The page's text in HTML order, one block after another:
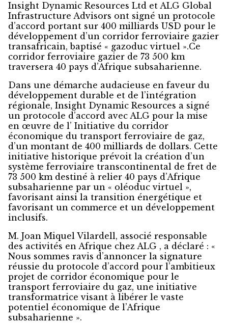
Insight Dynamic Resources Ltd et ALG Global
Infrastructure Advisors ont signé un protocole
d’accord portant sur 400 milliards USD pour le
développement d’un corridor ferroviaire gazier
transafricain, baptisé « gazoduc virtuel ».Ce
corridor ferroviaire gazier de 73 500 km
traversera 40 pays d’Afrique subsaharienne.
Dans une démarche audacieuse en faveur du
développement durable et de l’intégration
régionale, Insight Dynamic Resources a signé
un protocole d’accord avec ALG pour la mise
en œuvre de l’ Initiative du corridor
économique du transport ferroviaire de gaz,
d’un montant de 400 milliards de dollars. Cette
initiative historique prévoit la création d’un
système ferroviaire transcontinental de fret de
73 500 km destiné à relier 40 pays d’Afrique
subsaharienne par un « oléoduc virtuel »,
favorisant ainsi la transition énergétique et
favorisant un commerce et un développement
inclusifs.
M. Joan Miquel Vilardell, associé responsable
des activités en Afrique chez ALG , a déclaré : «
Nous sommes ravis d’annoncer la signature
réussie du protocole d’accord pour l’ambitieux
projet de corridor économique pour le
transport ferroviaire du gaz, une initiative
transformatrice visant à libérer le vaste
potentiel économique de l’Afrique
subsaharienne ».